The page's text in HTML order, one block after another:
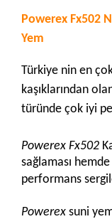
Powerex Fx502
Yem
Türkiye nin en
kaşıklarından
türünde çok iyi
Powerex Fx502
sağlaması
performans
Powerex suni